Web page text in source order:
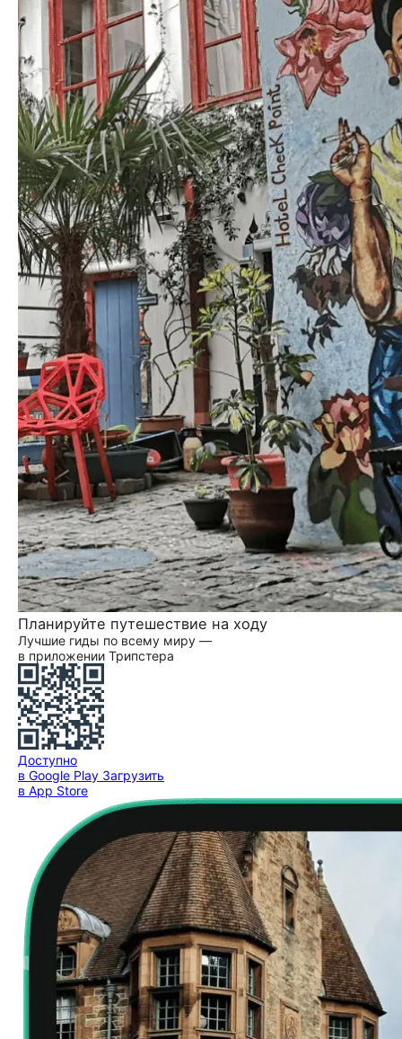
Планируйте путешествие на ходу
Лучшие гиды по всему миру —
в приложении Трипстера
Доступно
в Google Play Загрузить
в App Store